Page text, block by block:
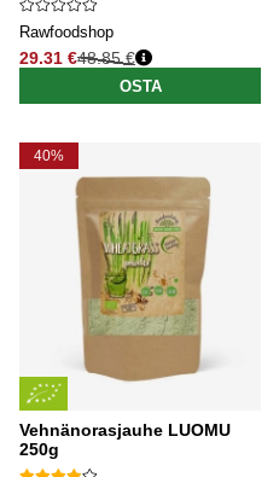
Rawfoodshop
29.31 €
Normaali hinta
48.85 €
OSTA
40%
Vehnänorasjauhe LUOMU
250g